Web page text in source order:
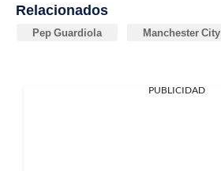
Relacionados
Pep Guardiola Manchester City
PUBLICIDAD